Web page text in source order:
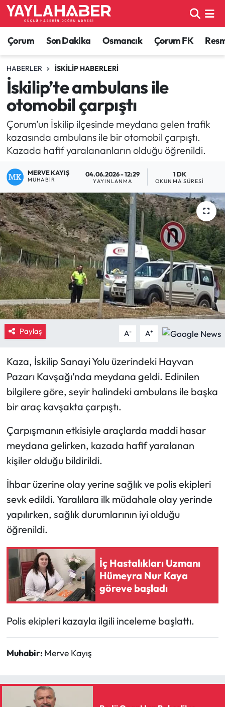
Çorum Son Dakika Osmancık Çorum FK
HABERLER İSKILIP HABERLERI
İskilip’te ambulans ile
otomobil çarpıştı
Çorum’un İskilip ilçesinde meydana gelen trafik
kazasında ambulans ile bir otomobil çarpıştı.
Kazada hafif yaralananların olduğu öğrenildi.
MERVE KAYIŞ
MUHABIR
04.06.2026 - 12:29
YAYINLANMA
1 DK
OKUNMA SÜRESI
Paylaş A- A+
Kaza, İskilip Sanayi Yolu üzerindeki Hayvan
Pazarı Kavşağı’nda meydana geldi. Edinilen
bilgilere göre, seyir halindeki ambulans ile başka
bir araç kavşakta çarpıştı.
Çarpışmanın etkisiyle araçlarda maddi hasar
meydana gelirken, kazada hafif yaralanan
kişiler olduğu bildirildi.
İhbar üzerine olay yerine sağlık ve polis ekipleri
sevk edildi. Yaralılara ilk müdahale olay yerinde
yapılırken, sağlık durumlarının iyi olduğu
öğrenildi.
İç Hastalıkları Uzmanı
Hümeyra Nur Kaya
göreve başladı
Polis ekipleri kazayla ilgili inceleme başlattı.
Muhabir: Merve Kayış
Alaca Haberleri
Bayat Haberleri
Bilgi - Keşfet Haberleri
Bilim ve Teknoloji
Boğazkale Haberleri
Çorum Son Dakika Haberleri
Dodurga Haberleri
Eğitim
Ekonomi
Güncel
İskilip Haberleri
Kimdir?
Kültür Sanat
Magazin
Oğuzlar Haberleri
Ortaköy Haberleri
Osmancık Haberleri
Otomotiv
Resmi İlan
Resmi Reklam
Sağlık
Spor
Çorum Nöbetçi Eczaneler
Çorum Hava Durumu
Çorum Namaz Vakitleri
Çorum Trafik Yoğunluk Haritası
TFF 1.Lig Puan Durumu ve Fikstür
Son Dakika Haberleri
Haber Arşivi